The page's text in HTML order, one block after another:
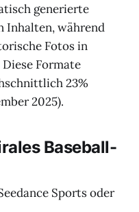
generierte
Inhalten, während
Fotos in
Formate
23%
2025).
Baseball-
Sports oder